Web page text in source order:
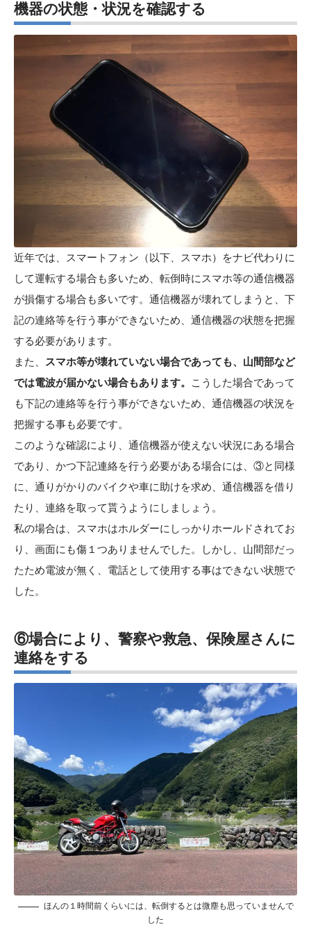
機器の状態・状況を確認する
近年では、スマートフォン（以下、スマホ）をナビ代わりに
して運転する場合も多いため、転倒時にスマホ等の通信機器
が損傷する場合も多いです。通信機器が壊れてしまうと、下
記の連絡等を行う事ができないため、通信機器の状態を把握
する必要があります。
また、
スマホ等が壊れていない場合であっても、山間部など
では電波が届かない場合もあります。
こうした場合であって
も下記の連絡等を行う事ができないため、通信機器の状況を
把握する事も必要です。
このような確認により、通信機器が使えない状況にある場合
であり、かつ下記連絡を行う必要がある場合には、③と同様
に、通りがかりのバイクや車に助けを求め、通信機器を借り
たり、連絡を取って貰うようにしましょう。
私の場合は、スマホはホルダーにしっかりホールドされてお
り、画面にも傷１つありませんでした。しかし、山間部だっ
たため電波が無く、電話として使用する事はできない状態で
した。
⑥場合により、警察や救急、保険屋さんに
連絡をする
ほんの１時間前くらいには、転倒するとは微塵も思っていませんで
した